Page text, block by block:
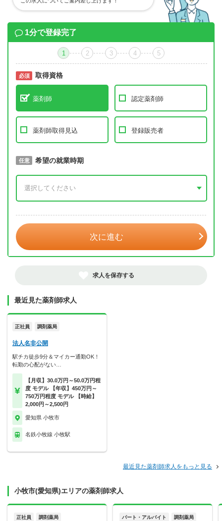
1分で登録完了
1 2 3 4 5
必須 取得資格
薬剤師 認定薬剤師
薬剤師取得見込 登録販売者
必須 取得予定年
任意 希望の就業時期
次に進む
求人を保存する
最近見た薬剤師求人
正社員 調剤薬局
法人名非公開
駅チカ徒歩9分＆マイカー通勤OK！
転勤の心配がない…
【月収】30.0万円～50.0万円程
度 モデル 【年収】450万円～
750万円程度 モデル 【時給】
2,000円～2,500円
愛知県 小牧市
名鉄小牧線 小牧駅
最近見た薬剤師求人をもっと見る
小牧市(愛知県)エリアの薬剤師求人
正社員 調剤薬局 パート・アルバイト 調剤薬局